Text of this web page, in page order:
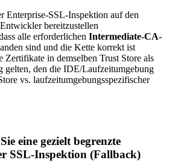
Enterprise-SSL-Inspektion auf den
bereitzustellen
alle erforderlichen Intermediate-CA-
sind und die Kette korrekt ist
Zertifikate in demselben Trust Store als
gelten, den die IDE/Laufzeitumgebung
vs. laufzeitumgebungsspezifischer
eine gezielt begrenzte
SSL-Inspektion (Fallback)